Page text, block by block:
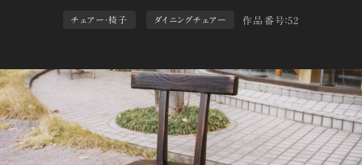
チェアー・椅子 ダイニングチェアー 作品番号：52